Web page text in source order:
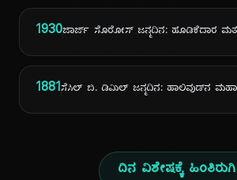
1930ಜಾರ್ಜ್ ಸೊರೋಸ್ ಜನ್ಮದಿನ: ಹೂಡಿಕೆದಾರ
1881ಸೆಸಿಲ್ ಬಿ. ಡಿಮಿಲ್ ಜನ್ಮದಿನ: ಹಾಲಿವುಡ್‌ನ
ದಿನ ವಿಶೇಷಕ್ಕೆ ಹಿಂತಿರುಗಿ